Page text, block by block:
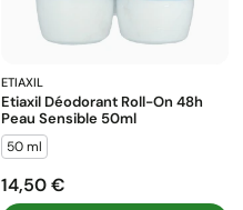
ETIAXIL
Etiaxil Déodorant Roll-On 48h
Peau Sensible 50ml
50 ml
Prix
14,50 €